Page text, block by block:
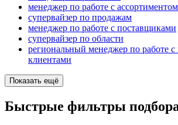
менеджер по работе с ассортиментом
супервайзер по продажам
менеджер по работе с поставщиками
супервайзер по области
региональный менеджер по работе
клиентами
Показать ещё
Быстрые фильтры